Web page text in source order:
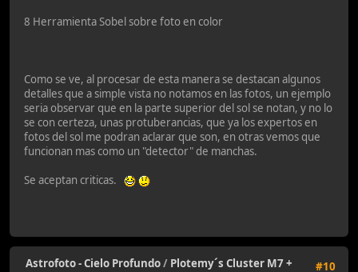
8 Herramienta Sobel sobre foto en color
Como se ve, al procesar de esta manera se destacan algunos
detalles que a simple vista no notamos en las fotos, un ejemplo
seria observar que en la parte superior del sol se notan, y no lo
se con certeza, unas protuberancias, que ya los expertos en
fotos del sol me podran aclarar que son, en otras vemos que
funcionan mas como un "detector" de manchas.
Se aceptan criticas.
#10
Astrofoto - Cielo Profundo/ Plotemy´s Cluster M7 +